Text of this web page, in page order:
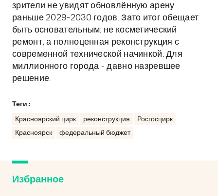
зрители не увидят обновлённую арену
раньше 2029-2030 годов. Зато итог обещает
быть основательным: не косметический
ремонт, а полноценная реконструкция с
современной технической начинкой. Для
миллионного города - давно назревшее
решение.
Теги :
Красноярский цирк реконструкция
Росгосцирк
Красноярск
федеральный бюджет
Избранное